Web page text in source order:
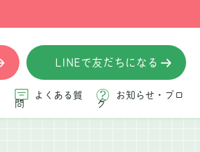
LINEで友だちになる
よくある質
問
お知らせ・ブロ
グ